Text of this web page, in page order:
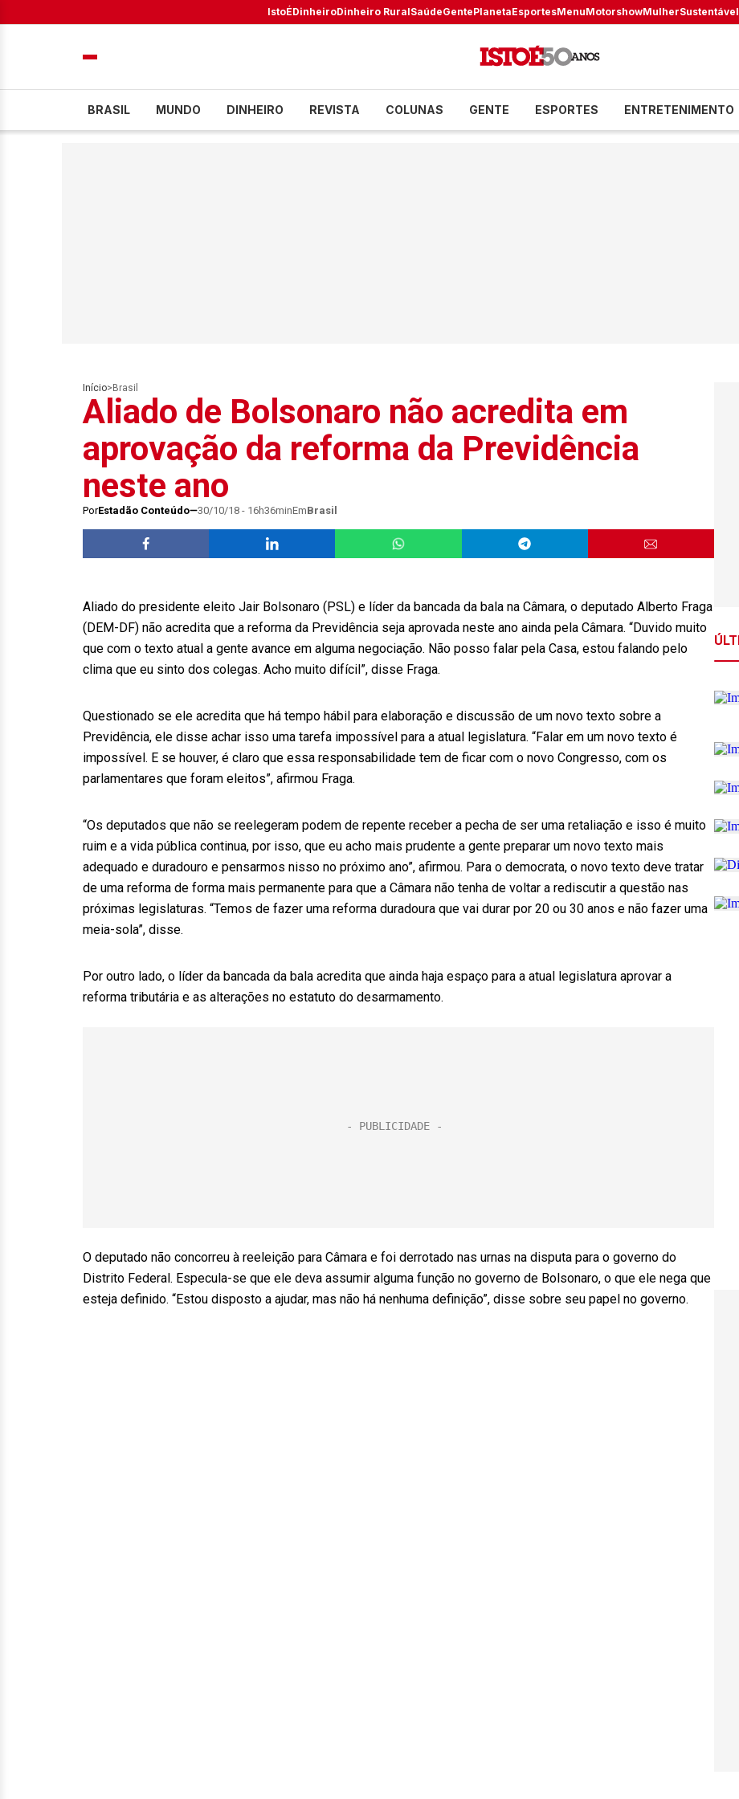
IstoÉDinheiroDinheiro RuralSaúdeGentePlanetaEsportesMenuMotorshowMulherSustentável
BRASIL MUNDO DINHEIRO REVISTA COLUNAS GENTE ESPORTES ENTRETENIMENTO
Início> Brasil
Aliado de Bolsonaro não acredita em
aprovação da reforma da Previdência
neste ano
PorEstadão Conteúdo 30/10/18 - 16h36minEmBrasil
Aliado do presidente eleito Jair Bolsonaro (PSL) e líder da bancada da bala na Câmara, o deputado Alberto Fraga
(DEM-DF) não acredita que a reforma da Previdência seja aprovada neste ano ainda pela Câmara. “Duvido muito
que com o texto atual a gente avance em alguma negociação. Não posso falar pela Casa, estou falando pelo
clima que eu sinto dos colegas. Acho muito difícil”, disse Fraga.
Questionado se ele acredita que há tempo hábil para elaboração e discussão de um novo texto sobre a
Previdência, ele disse achar isso uma tarefa impossível para a atual legislatura. “Falar em um novo texto é
impossível. E se houver, é claro que essa responsabilidade tem de ficar com o novo Congresso, com os
parlamentares que foram eleitos”, afirmou Fraga.
“Os deputados que não se reelegeram podem de repente receber a pecha de ser uma retaliação e isso é muito
ruim e a vida pública continua, por isso, que eu acho mais prudente a gente preparar um novo texto mais
adequado e duradouro e pensarmos nisso no próximo ano”, afirmou. Para o democrata, o novo texto deve tratar
de uma reforma de forma mais permanente para que a Câmara não tenha de voltar a rediscutir a questão nas
próximas legislaturas. “Temos de fazer uma reforma duradoura que vai durar por 20 ou 30 anos e não fazer uma
meia-sola”, disse.
Por outro lado, o líder da bancada da bala acredita que ainda haja espaço para a atual legislatura aprovar a
reforma tributária e as alterações no estatuto do desarmamento.
O deputado não concorreu à reeleição para Câmara e foi derrotado nas urnas na disputa para o governo do
Distrito Federal. Especula-se que ele deva assumir alguma função no governo de Bolsonaro, o que ele nega que
esteja definido. “Estou disposto a ajudar, mas não há nenhuma definição”, disse sobre seu papel no governo.